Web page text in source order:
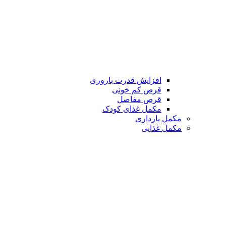
افزایش قدرت باروری
قرص کم خونی
قرص مفاصل
مکمل غذای کودک
مکمل بارداری
مکمل غذایی